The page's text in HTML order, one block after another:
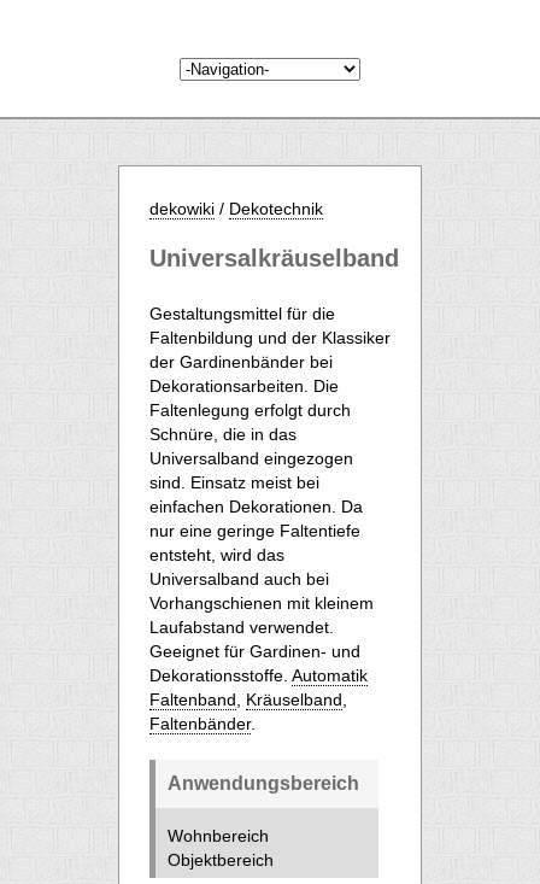
dekowiki / Dekotechnik
Universalkräuselband
Gestaltungsmittel für die
Faltenbildung und der Klassiker
der Gardinenbänder bei
Dekorationsarbeiten. Die
Faltenlegung erfolgt durch
Schnüre, die in das
Universalband eingezogen
sind. Einsatz meist bei
einfachen Dekorationen. Da
nur eine geringe Faltentiefe
entsteht, wird das
Universalband auch bei
Vorhangschienen mit kleinem
Laufabstand verwendet.
Geeignet für Gardinen- und
Dekorationsstoffe. Automatik
Faltenband
Kräuselband
Faltenbänder.
Anwendungsbereich
Wohnbereich
Objektbereich